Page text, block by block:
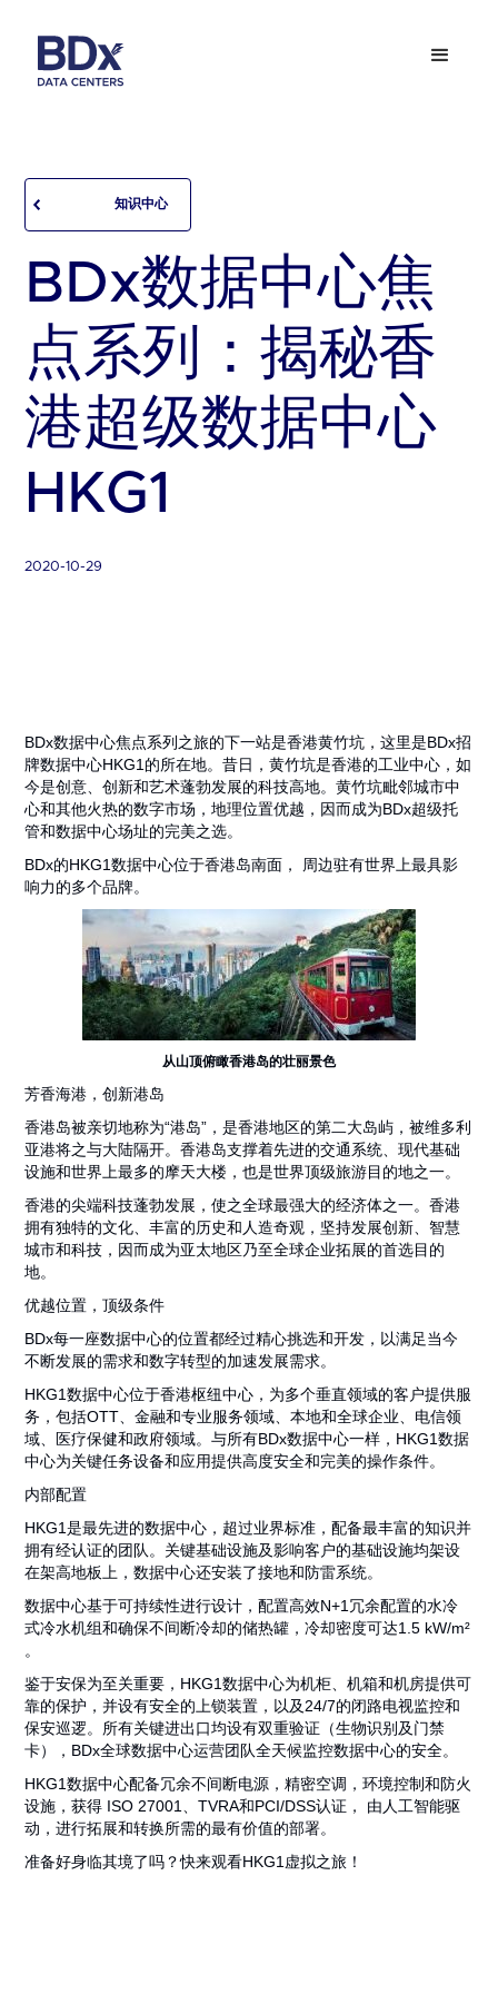
知识中心
BDx数据中心焦
点系列：揭秘香
港超级数据中心
HKG1
2020-10-29
BDx数据中心焦点系列之旅的下一站是香港黄竹坑，这里是BDx招
牌数据中心HKG1的所在地。昔日，黄竹坑是香港的工业中心，如
今是创意、创新和艺术蓬勃发展的科技高地。黄竹坑毗邻城市中
心和其他火热的数字市场，地理位置优越，因而成为BDx超级托
管和数据中心场址的完美之选。
BDx的HKG1数据中心位于香港岛南面， 周边驻有世界上最具影
响力的多个品牌。
从山顶俯瞰香港岛的壮丽景色
芳香海港，创新港岛
香港岛被亲切地称为“港岛”，是香港地区的第二大岛屿，被维多利
亚港将之与大陆隔开。香港岛支撑着先进的交通系统、现代基础
设施和世界上最多的摩天大楼，也是世界顶级旅游目的地之一。
香港的尖端科技蓬勃发展，使之全球最强大的经济体之一。香港
拥有独特的文化、丰富的历史和人造奇观，坚持发展创新、智慧
城市和科技，因而成为亚太地区乃至全球企业拓展的首选目的
地。
优越位置，顶级条件
BDx每一座数据中心的位置都经过精心挑选和开发，以满足当今
不断发展的需求和数字转型的加速发展需求。
HKG1数据中心位于香港枢纽中心，为多个垂直领域的客户提供服
务，包括OTT、金融和专业服务领域、本地和全球企业、电信领
域、医疗保健和政府领域。与所有BDx数据中心一样，HKG1数据
中心为关键任务设备和应用提供高度安全和完美的操作条件。
内部配置
HKG1是最先进的数据中心，超过业界标准，配备最丰富的知识并
拥有经认证的团队。关键基础设施及影响客户的基础设施均架设
在架高地板上，数据中心还安装了接地和防雷系统。
数据中心基于可持续性进行设计，配置高效N+1冗余配置的水冷
式冷水机组和确保不间断冷却的储热罐，冷却密度可达1.5 kW/m²
。
鉴于安保为至关重要，HKG1数据中心为机柜、机箱和机房提供可
靠的保护，并设有安全的上锁装置，以及24/7的闭路电视监控和
保安巡逻。所有关键进出口均设有双重验证（生物识别及门禁
卡），BDx全球数据中心运营团队全天候监控数据中心的安全。
HKG1数据中心配备冗余不间断电源，精密空调，环境控制和防火
设施，获得 ISO 27001、TVRA和PCI/DSS认证， 由人工智能驱
动，进行拓展和转换所需的最有价值的部署。
准备好身临其境了吗？快来观看HKG1虚拟之旅！